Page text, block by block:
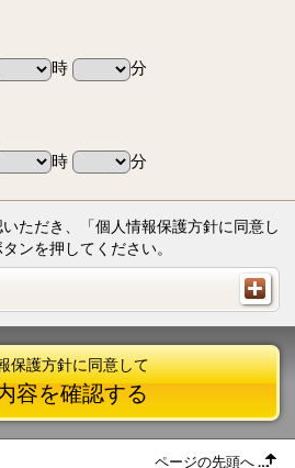
時
分
時 分
ただき、「個人情報保護方針に同意し
ンを押してください。
保護方針に同意して
容を確認する
ページの先頭へ